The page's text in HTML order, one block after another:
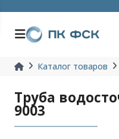
Каталог товаров
Труба
9003